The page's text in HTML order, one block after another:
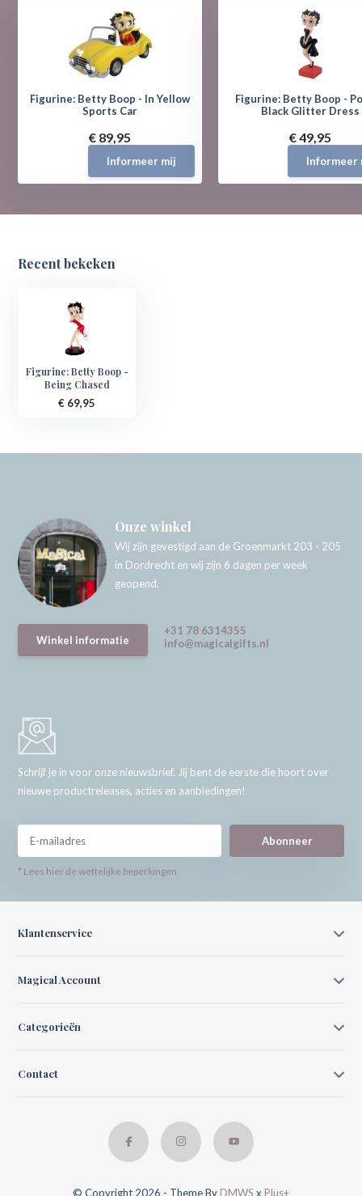
Figurine: Betty Boop - In Yellow
Sports Car
€ 89,95
Informeer mij
Figurine: Betty Boop -
Black Glitter Dress
€ 49,95
Informeer
Recent bekeken
Figurine: Betty Boop -
Being Chased
€ 69,95
Onze winkel
Wij zijn gevestigd aan de Groenmarkt 203 - 205
in Dordrecht en wij zijn 6 dagen per week
geopend.
Winkel informatie
+31 78 6314355
info@magicalgifts.nl
Schrijf je in voor onze nieuwsbrief. Jij bent de eerste die hoort over
nieuwe productreleases, acties en aanbiedingen!
Abonneer
* Lees hier de wettelijke beperkingen
Klantenservice
Magical Account
Categorieën
Contact
© Copyright 2026 - Theme By DMWS x Plus+